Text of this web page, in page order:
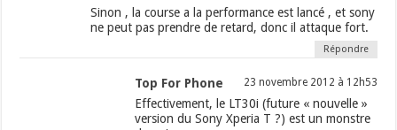
Sinon , la course a la performance est lancé , et sony
ne peut pas prendre de retard, donc il attaque fort.
Répondre
Top For Phone 23 novembre 2012 à 12h53
Effectivement, le LT30i (future « nouvelle »
version du Sony Xperia T ?) est un monstre